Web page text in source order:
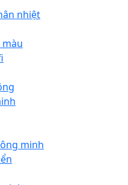
nhiệt
minh